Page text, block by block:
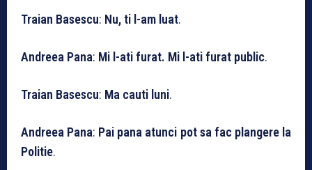
Traian Basescu: Nu, ti l-am luat.
Andreea Pana: Mi l-ati furat. Mi l-ati furat public.
Traian Basescu: Ma cauti luni.
Andreea Pana: Pai pana atunci pot sa fac plangere la
Politie.